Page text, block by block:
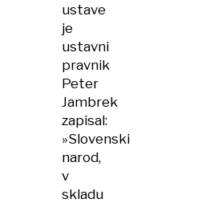
ustave
je
ustavni
pravnik
Peter
Jambrek
zapisal:
»Slovenski
narod,
v
skladu